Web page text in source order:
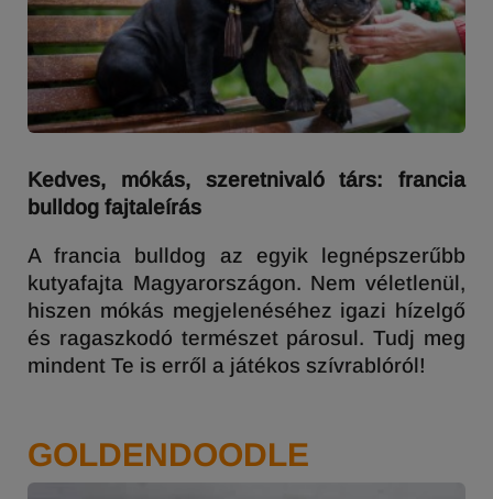
Kedves, mókás, szeretnivaló társ: francia
bulldog fajtaleírás
A francia bulldog az egyik legnépszerűbb
kutyafajta Magyarországon. Nem véletlenül,
hiszen mókás megjelenéséhez igazi hízelgő
és ragaszkodó természet párosul. Tudj meg
mindent Te is erről a játékos szívrablóról!
GOLDENDOODLE